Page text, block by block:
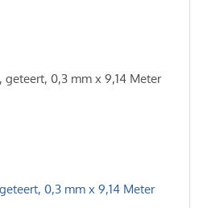
0,3 mm x 9,14 Meter